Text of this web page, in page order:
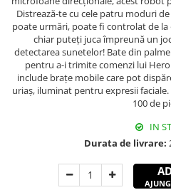
Distrează-te cu cele patru moduri
poate urmări, poate fi controlat de
chiar puteți juca împreună un
detectarea sunetelor! Bate din
pentru a-i trimite comenzi lui
include brațe mobile care pot
uriaș, iluminat pentru expresii
100 de
IN
Durata de livrare: